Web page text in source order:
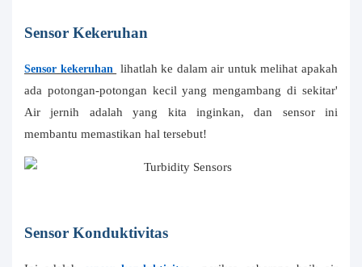
Sensor Kekeruhan
Sensor kekeruhan lihatlah ke dalam air untuk melihat apakah
ada potongan-potongan kecil yang mengambang di sekitar'
Air jernih adalah yang kita inginkan, dan sensor ini
membantu memastikan hal tersebut!
Sensor Konduktivitas